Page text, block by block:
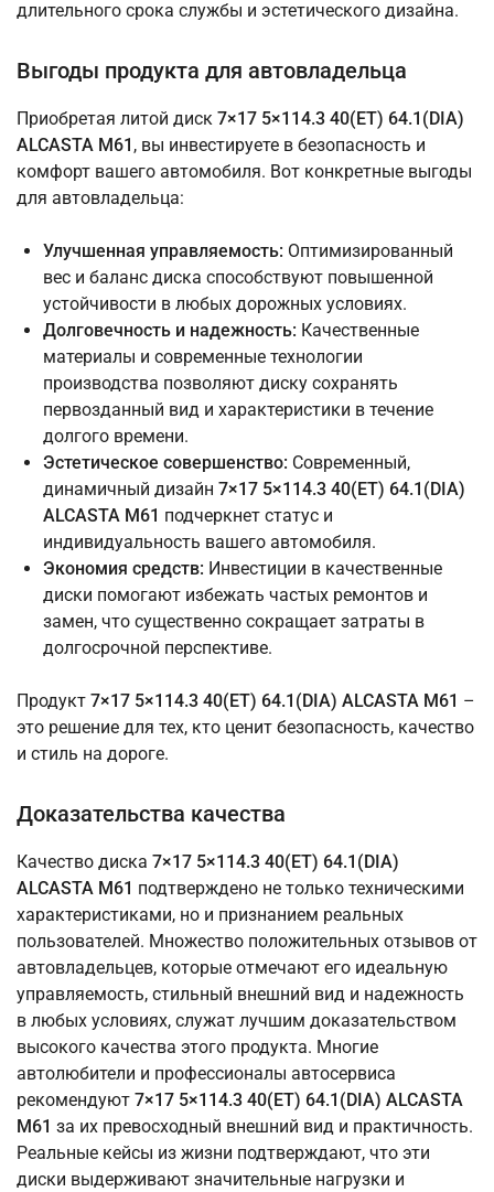
длительного срока службы и эстетического дизайна.
Выгоды продукта для автовладельца
Приобретая литой диск 7×17 5×114.3 40(ET) 64.1(DIA)
ALCASTA M61 , вы инвестируете в безопасность и
комфорт вашего автомобиля. Вот конкретные выгоды
для автовладельца:
Улучшенная управляемость: Оптимизированный
вес и баланс диска способствуют повышенной
устойчивости в любых дорожных условиях.
Долговечность и надежность: Качественные
материалы и современные технологии
производства позволяют диску сохранять
первозданный вид и характеристики в течение
долгого времени.
Эстетическое совершенство: Современный,
динамичный дизайн 7×17 5×114.3 40(ET) 64.1(DIA)
ALCASTA M61 подчеркнет статус и
индивидуальность вашего автомобиля.
Экономия средств: Инвестиции в качественные
диски помогают избежать частых ремонтов и
замен, что существенно сокращает затраты в
долгосрочной перспективе.
Продукт 7×17 5×114.3 40(ET) 64.1(DIA) ALCASTA M61 –
это решение для тех, кто ценит безопасность, качество
и стиль на дороге.
Доказательства качества
Качество диска 7×17 5×114.3 40(ET) 64.1(DIA)
ALCASTA M61 подтверждено не только техническими
характеристиками, но и признанием реальных
пользователей. Множество положительных отзывов от
автовладельцев, которые отмечают его идеальную
управляемость, стильный внешний вид и надежность
в любых условиях, служат лучшим доказательством
высокого качества этого продукта. Многие
автолюбители и профессионалы автосервиса
рекомендуют 7×17 5×114.3 40(ET) 64.1(DIA) ALCASTA
M61 за их превосходный внешний вид и практичность.
Реальные кейсы из жизни подтверждают, что эти
диски выдерживают значительные нагрузки и